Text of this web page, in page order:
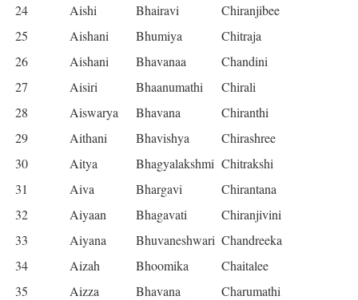
24
Aishi Bhairavi
Chiranjibee
25
Aishani Bhumiya
Chitraja
26
Aishani Bhavanaa
Chandini
27
Aisiri Bhaanumathi
Chirali
28
Aiswarya Bhavana
Chiranthi
29
Aithani Bhavishya
Chirashree
30
Aitya Bhagyalakshmi Chitrakshi
31
Aiva Bhargavi
Chirantana
32
Aiyaan Bhagavati
Chiranjivini
33
Aiyana Bhuvaneshwari Chandreeka
34
Aizah Bhoomika
Chaitalee
35
Aizza Bhavana
Charumathi